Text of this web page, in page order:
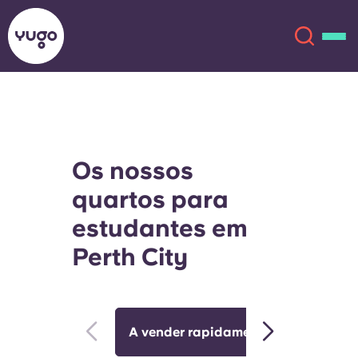
Localizações
Conta Língua
English (US)
Chinese Español
Català
Portuguese
Os nossos
quartos para
estudantes em
Perth City
A vender rapidamente🔥